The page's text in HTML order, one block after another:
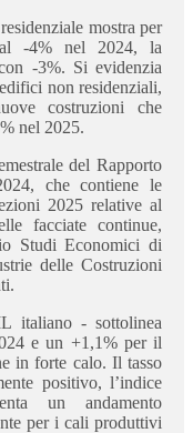
mostra per
-4% nel 2024, la
-3%. Si evidenzia
non residenziali,
costruzioni che
nel 2025.
del Rapporto
che contiene le
2025 relative al
facciate continue,
Studi Economici di
delle Costruzioni
italiano - sottolinea
e un +1,1% per il
in forte calo. Il tasso
positivo, l’indice
un andamento
per i cali produttivi